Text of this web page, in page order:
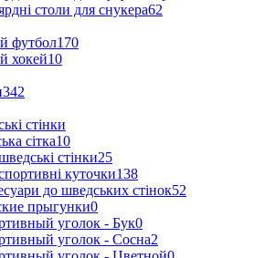
столи для снукера62
футбол170
хокей10
342
стінки
сітка10
стінки25
куточки138
до шведських стінок52
прыгунки0
уголок - Бук0
уголок - Сосна2